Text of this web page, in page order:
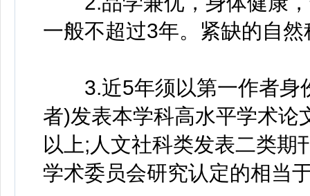
一般不超过3年。紧缺的自
3.近5年须以第一作者身
者)发表本学科高水平学术论
以上;人文社科类发表二类期
学术委员会研究认定的相当